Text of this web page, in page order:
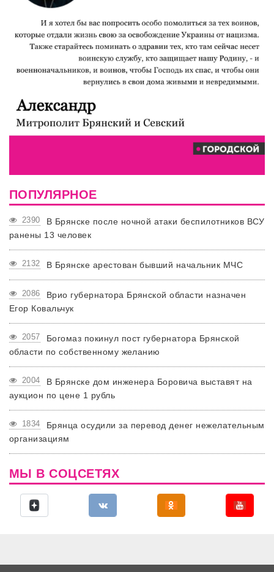
ПОПУЛЯРНОЕ
2390
В Брянске после ночной атаки беспилотников ВСУ
ранены 13 человек
2132 В Брянске арестован бывший начальник МЧС
2086
Врио губернатора Брянской области назначен
Егор Ковальчук
2057
Богомаз покинул пост губернатора Брянской
области по собственному желанию
2004
В Брянске дом инженера Боровича выставят на
аукцион по цене 1 рубль
1834
Брянца осудили за перевод денег нежелательным
организациям
МЫ В СОЦСЕТЯХ